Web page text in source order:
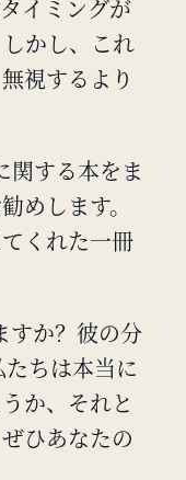
イミングが
かし、これ
視するより
関する本をま
めします。
くれた一冊
すか？彼の分
ちは本当に
か、それと
ひあなたの